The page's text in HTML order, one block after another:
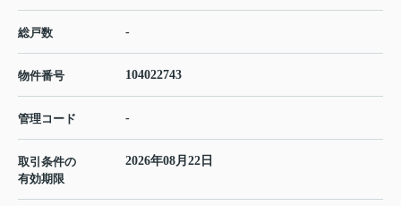
総戸数 -
物件番号 104022743
管理コード -
取引条件の
有効期限
2026年08月22日